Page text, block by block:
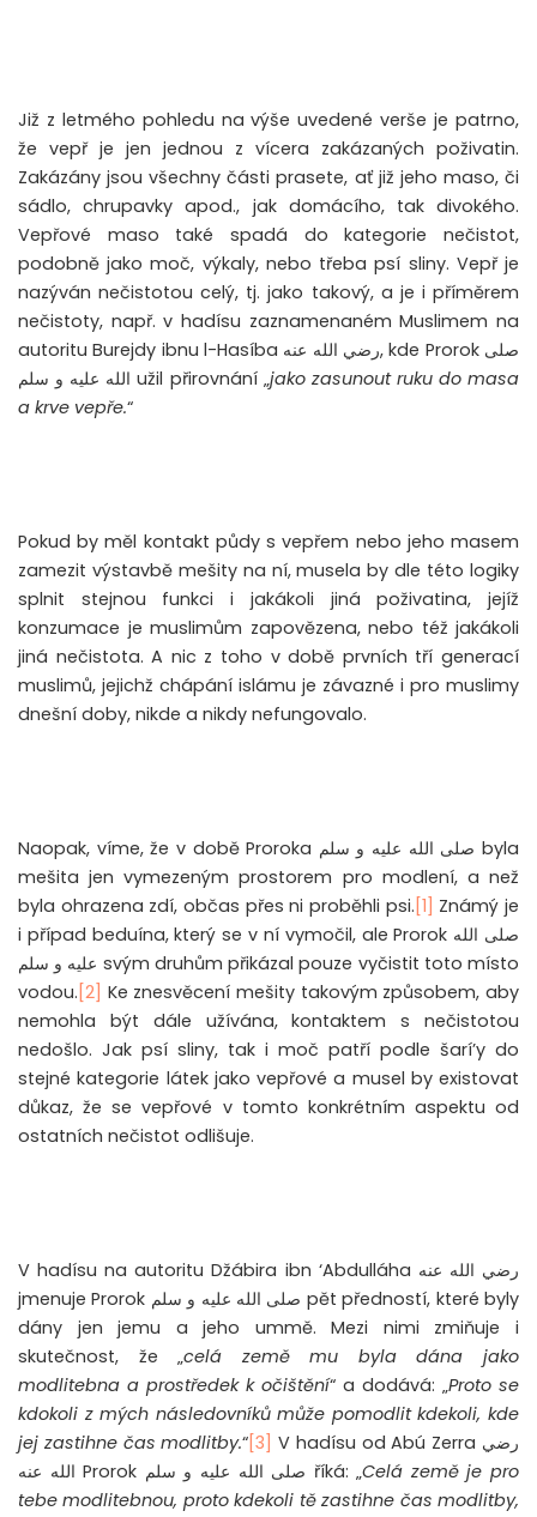
Již z letmého pohledu na výše uvedené verše je patrno,
že vepř je jen jednou z vícera zakázaných poživatin.
Zakázány jsou všechny části prasete, ať již jeho maso, či
sádlo, chrupavky apod., jak domácího, tak divokého.
Vepřové maso také spadá do kategorie nečistot,
podobně jako moč, výkaly, nebo třeba psí sliny. Vepř je
nazýván nečistotou celý, tj. jako takový, a je i příměrem
nečistoty, např. v hadísu zaznamenaném Muslimem na
autoritu Burejdy ibnu l-Hasíba رضي الله عنه, kde Prorok صلى
الله عليه و سلم užil přirovnání „jako zasunout ruku do masa
a krve vepře.“
Pokud by měl kontakt půdy s vepřem nebo jeho masem
zamezit výstavbě mešity na ní, musela by dle této logiky
splnit stejnou funkci i jakákoli jiná poživatina, jejíž
konzumace je muslimům zapovězena, nebo též jakákoli
jiná nečistota. A nic z toho v době prvních tří generací
muslimů, jejichž chápání islámu je závazné i pro muslimy
dnešní doby, nikde a nikdy nefungovalo.
Naopak, víme, že v době Proroka صلى الله عليه و سلم byla
mešita jen vymezeným prostorem pro modlení, a než
byla ohrazena zdí, občas přes ni proběhli psi. [1] Známý je
i případ beduína, který se v ní vymočil, ale Prorok صلى الله
عليه و سلم svým druhům přikázal pouze vyčistit toto místo
vodou. [2] Ke znesvěcení mešity takovým způsobem, aby
nemohla být dále užívána, kontaktem s nečistotou
nedošlo. Jak psí sliny, tak i moč patří podle šarí’y do
stejné kategorie látek jako vepřové a musel by existovat
důkaz, že se vepřové v tomto konkrétním aspektu od
ostatních nečistot odlišuje.
V hadísu na autoritu Džábira ibn ‘Abdulláha رضي الله عنه
jmenuje Prorok صلى الله عليه و سلم pět předností, které byly
dány jen jemu a jeho ummě. Mezi nimi zmiňuje i
skutečnost, že „celá země mu byla dána jako
modlitebna a prostředek k očištění“ a dodává: „Proto se
kdokoli z mých následovníků může pomodlit kdekoli, kde
jej zastihne čas modlitby.“ [3] V hadísu od Abú Zerra رضي
الله عنه Prorok صلى الله عليه و سلم říká: „Celá země je pro
tebe modlitebnou, proto kdekoli tě zastihne čas modlitby,